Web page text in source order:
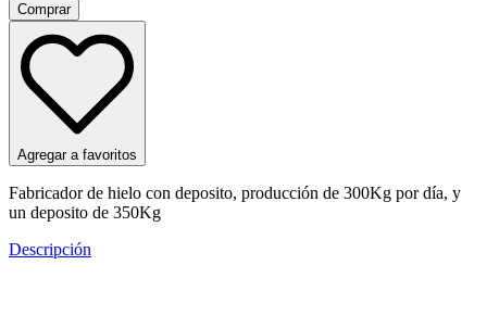
Comprar
Agregar a favoritos
Fabricador de hielo con deposito, producción de 300Kg por día, y
un deposito de 350Kg
Descripción